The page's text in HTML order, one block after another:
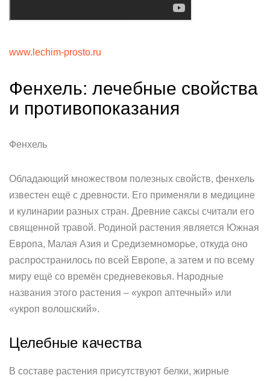
www.lechim-prosto.ru
Фенхель: лечебные свойства
и противопоказания
Фенхель
Обладающий множеством полезных свойств, фенхель
известен ещё с древности. Его применяли в медицине
и кулинарии разных стран. Древние саксы считали его
священной травой. Родиной растения является Южная
Европа, Малая Азия и Средиземноморье, откуда оно
распространилось по всей Европе, а затем и по всему
миру ещё со времён средневековья. Народные
названия этого растения – «укроп аптечный» или
«укроп волошский».
Целебные качества
В составе растения присутствуют белки, жирные